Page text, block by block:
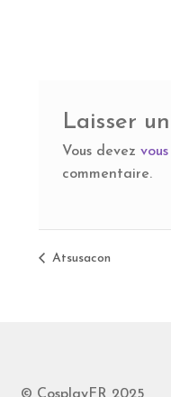
Laisser
Vous devez
commentaire.
Atsusacon